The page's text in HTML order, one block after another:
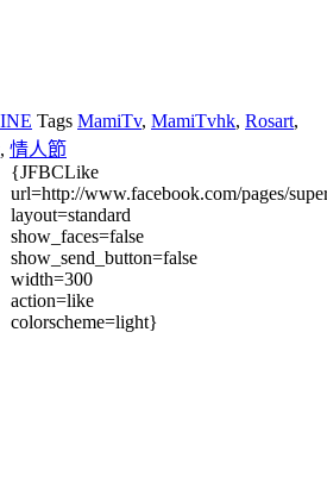
Tags MamiTv, MamiTvhk, Rosart,
, 情人節
{JFBCLike
url=http://www.facebook.com/pages/
layout=standard
show_faces=false
show_send_button=false
width=300
action=like
colorscheme=light}